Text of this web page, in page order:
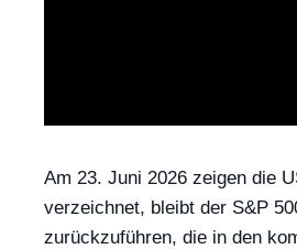
Am 23. Juni 2026 zeigen die
verzeichnet, bleibt der S&P
zurückzuführen, die in den